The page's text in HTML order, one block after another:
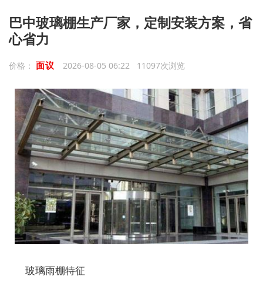
巴中玻璃棚生产厂家，定制安装方案，省
心省力
价格： 面议 2026-08-05 06:22 11097次浏览
玻璃雨棚特征